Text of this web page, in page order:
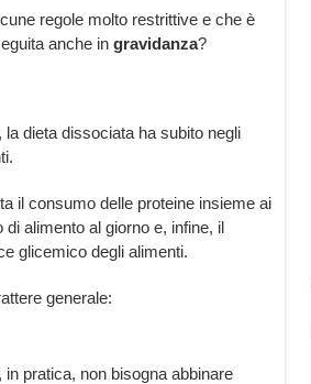
regole molto restrittive e che è
anche in gravidanza?
dieta dissociata ha subito negli
il consumo delle proteine insieme ai
alimento al giorno e, infine, il
glicemico degli alimenti.
generale:
pratica, non bisogna abbinare